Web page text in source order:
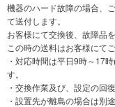
機器のハード故障の場合、
て送付します。
お客様にて交換後、故障品
この時の送料はお客様にて
・対応時間は平日9時～17
す。
・交換作業及び、設定の回
・設置先が離島の場合は別